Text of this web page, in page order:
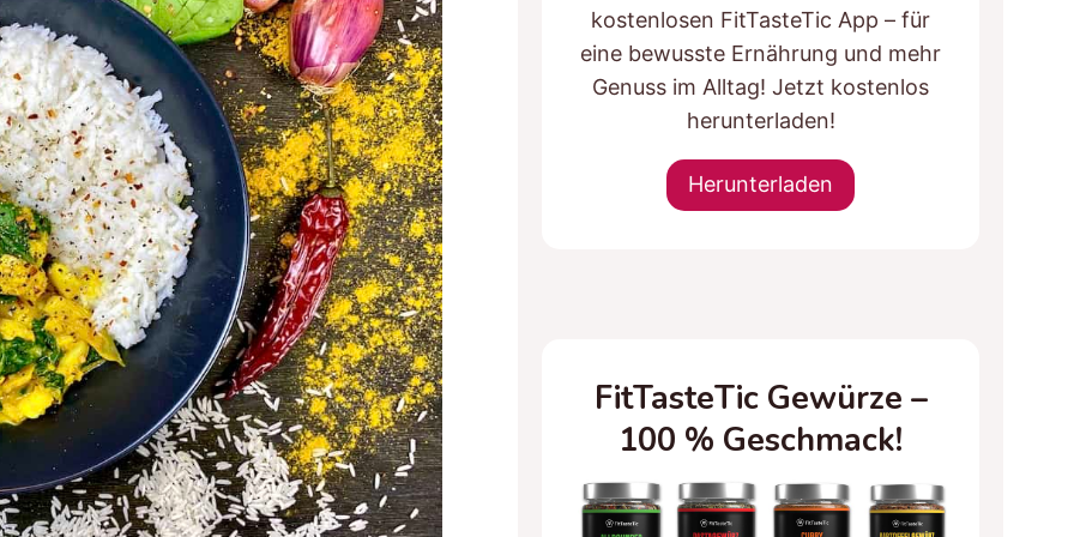
kostenlosen FitTasteTic App – für
eine bewusste Ernährung und mehr
Genuss im Alltag! Jetzt kostenlos
herunterladen!
Herunterladen
FitTasteTic Gewürze –
100 % Geschmack!